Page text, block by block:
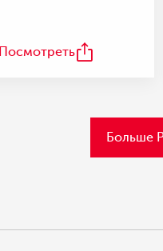
Посмотреть
Больше